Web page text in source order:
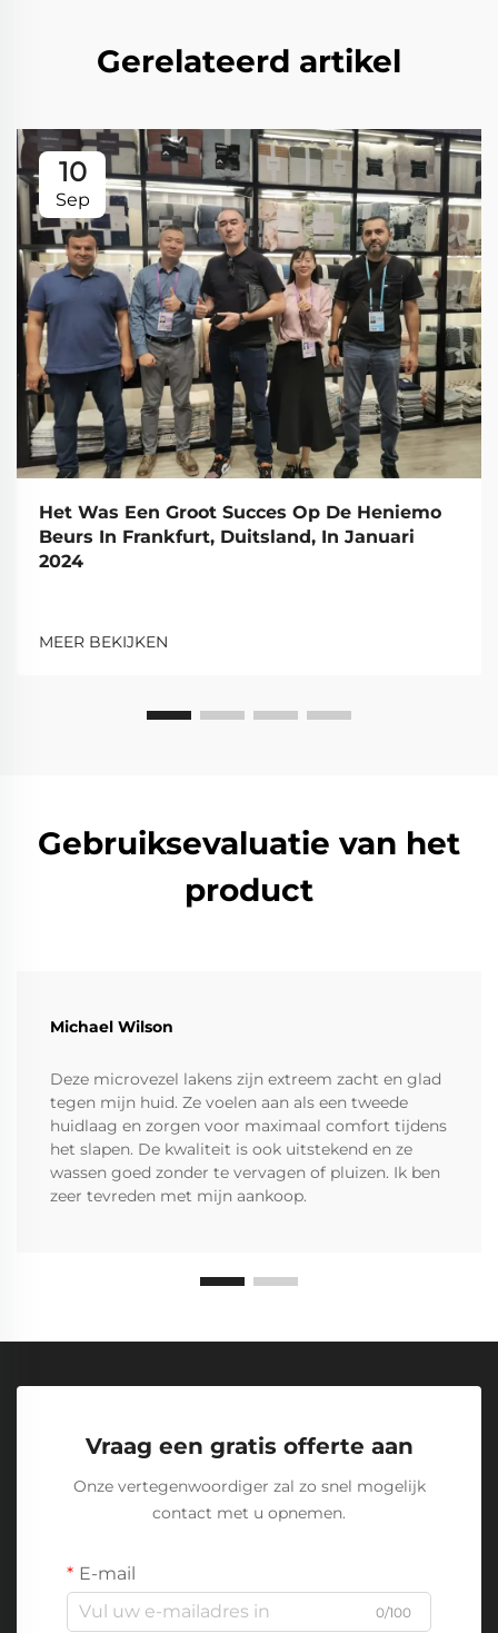
Gerelateerd artikel
10
Sep
Het Was Een Groot Succes Op De Heniemo
Beurs In Frankfurt, Duitsland, In Januari
2024
MEER BEKIJKEN
Gebruiksevaluatie van het
product
Michael Wilson
Deze microvezel lakens zijn extreem zacht en glad
tegen mijn huid. Ze voelen aan als een tweede
huidlaag en zorgen voor maximaal comfort tijdens
het slapen. De kwaliteit is ook uitstekend en ze
wassen goed zonder te vervagen of pluizen. Ik ben
zeer tevreden met mijn aankoop.
Vraag een gratis offerte aan
Onze vertegenwoordiger zal zo snel mogelijk
contact met u opnemen.
E-mail
0/100